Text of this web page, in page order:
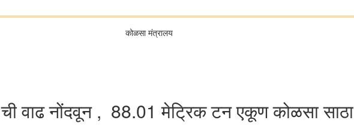
कोळसा मंत्रालय
वाढ नोंदवून , 88.01 मेट्रिक टन एकूण कोळसा साठा